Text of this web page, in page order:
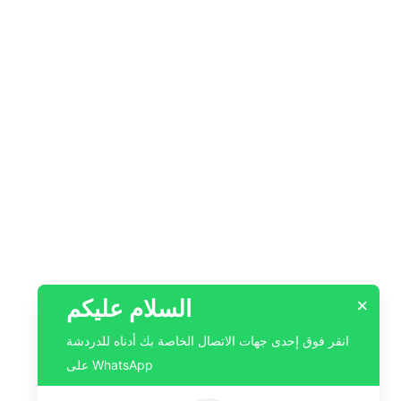
× السلام عليكم
انقر فوق إحدى جهات الاتصال الخاصة بك أدناه للدردشة
على WhatsApp